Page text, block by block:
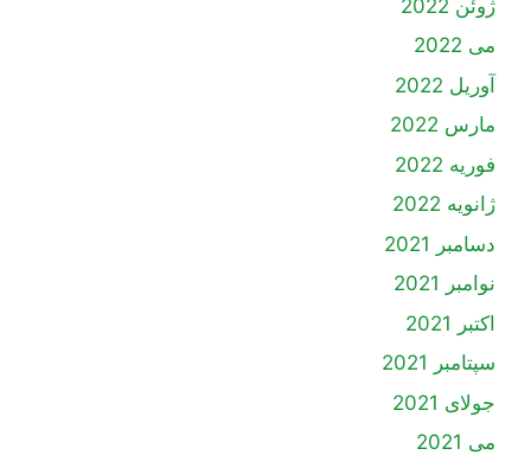
ژوئن 2022
می 2022
آوریل 2022
مارس 2022
فوریه 2022
ژانویه 2022
دسامبر 2021
نوامبر 2021
اکتبر 2021
سپتامبر 2021
جولای 2021
می 2021